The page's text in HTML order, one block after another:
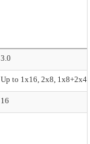
3.0
Up to 1x16, 2x8, 1x8+2x4
16